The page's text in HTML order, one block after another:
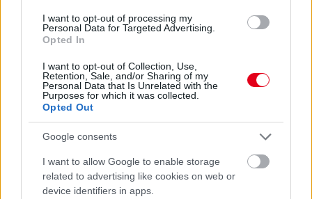
I want to opt-out of processing my
Personal Data for Targeted Advertising.
Opted In
I want to opt-out of Collection, Use,
Retention, Sale, and/or Sharing of my
Personal Data that Is Unrelated with the
Purposes for which it was collected.
Opted Out
Google consents
I want to allow Google to enable storage
related to advertising like cookies on web or
device identifiers in apps.
Balogh Tamás
Lassuló fejlesztési ütemre számít a Red Bull
Mivel egy új F1-es szabályrendszer első idényéről van szó,
várható volt, hogy kiélezett lesz a fejlesztési háború a csapatok
között. A szezon első felében láthattunk is több nagy fejlesztési